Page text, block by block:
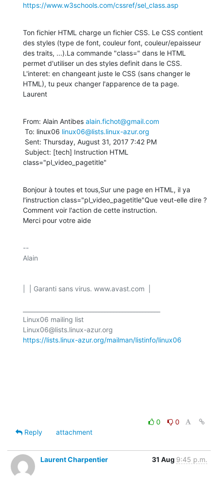
https://www.w3schools.com/cssref/sel_class.asp
Ton fichier HTML charge un fichier CSS. Le CSS contient
des styles (type de font, couleur font, couleur/epaisseur
des traits, ...).La commande "class=" dans le HTML
permet d'utiliser un des styles definit dans le CSS.
L'interet: en changeant juste le CSS (sans changer le
HTML), tu peux changer l'apparence de ta page.
Laurent
From: Alain Antibes alain.fichot@gmail.com
To: linux06 linux06@lists.linux-azur.org
class="pl_video_pagetitle"
Bonjour à toutes et tous,Sur une page en HTML, il ya
l'instruction class="pl_video_pagetitle"Que veut-elle dire ?
Comment voir l'action de cette instruction.
Merci pour votre aide
--
Alain
|  | Garanti sans virus. www.avast.com  |
Linux06 mailing list
https://lists.linux-azur.org/mailman/listinfo/linux06
0
0
Reply
attachment
Laurent Charpentier 31 Aug 9:45 p.m.